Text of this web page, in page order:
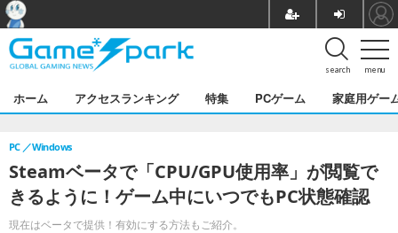
menu
search
ホーム アクセスランキング 特集 PCゲーム 家庭用ゲー
Steamベータで「CPU/GPU使用率」が閲覧で
きるように！ゲーム中にいつでもPC状態確認
現在はベータで提供！有効にする方法もご紹介。
PC Windows